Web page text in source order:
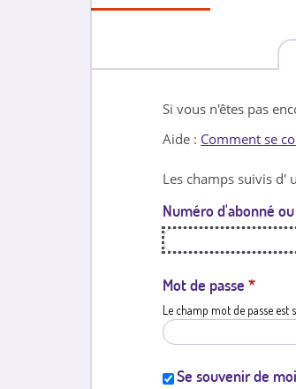
Si vous n'êtes pas
Aide : Comment se
Les champs suivis d'
Numéro d'abonné
Mot de passe *
Le champ mot de passe est
Se souvenir de moi